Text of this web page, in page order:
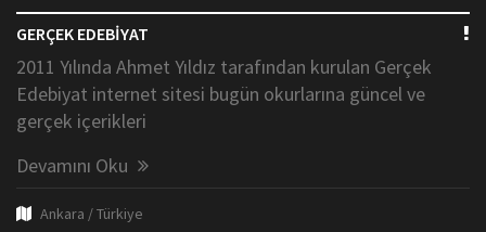
GERÇEK EDEBİYAT
2011 Yılında Ahmet Yıldız tarafından kurulan Gerçek
Edebiyat internet sitesi bugün okurlarına güncel ve
gerçek içerikleri
Devamını Oku
Ankara / Türkiye